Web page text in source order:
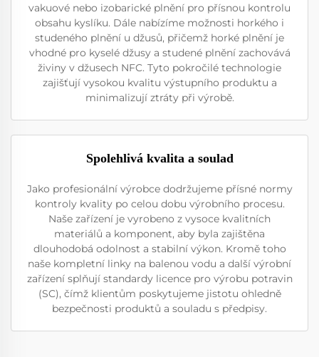
vakuové nebo izobarické plnění pro přísnou kontrolu
obsahu kyslíku. Dále nabízíme možnosti horkého i
studeného plnění u džusů, přičemž horké plnění je
vhodné pro kyselé džusy a studené plnění zachovává
živiny v džusech NFC. Tyto pokročilé technologie
zajišťují vysokou kvalitu výstupního produktu a
minimalizují ztráty při výrobě.
Spolehlivá kvalita a soulad
Jako profesionální výrobce dodržujeme přísné normy
kontroly kvality po celou dobu výrobního procesu.
Naše zařízení je vyrobeno z vysoce kvalitních
materiálů a komponent, aby byla zajištěna
dlouhodobá odolnost a stabilní výkon. Kromě toho
naše kompletní linky na balenou vodu a další výrobní
zařízení splňují standardy licence pro výrobu potravin
(SC), čímž klientům poskytujeme jistotu ohledně
bezpečnosti produktů a souladu s předpisy.